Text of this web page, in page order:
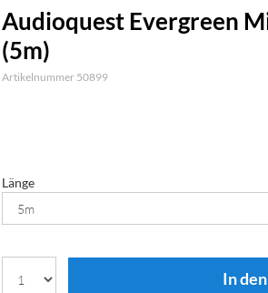
Audioquest Evergreen
(5m)
Artikelnummer 50899
Länge